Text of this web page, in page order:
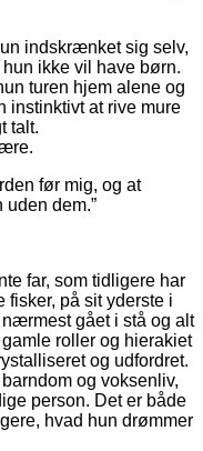
indskrænket sig selv,
ikke vil have børn.
turen hjem alene og
instinktivt at rive mure
talt.
før mig, og at
dem.”
far, som tidligere har
på sit yderste i
gået i stå og alt
roller og hierakiet
og udfordret.
og voksenliv,
person. Det er både
hvad hun drømmer